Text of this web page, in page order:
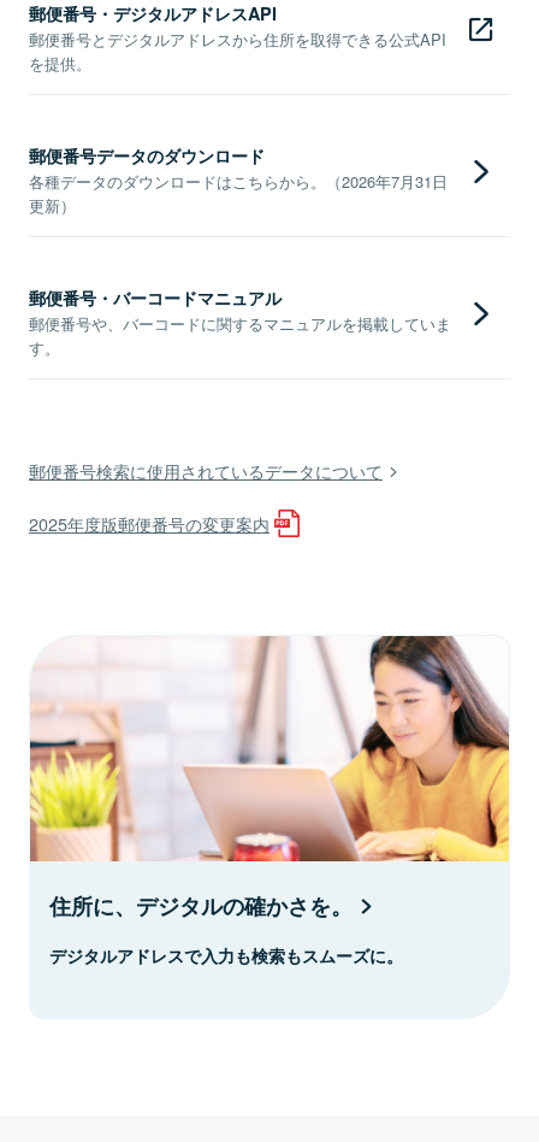
郵便番号・デジタルアドレスAPI
郵便番号とデジタルアドレスから住所を取得できる公式API
を提供。
郵便番号データのダウンロード
各種データのダウンロードはこちらから。（2026年7月31日
更新）
郵便番号・バーコードマニュアル
郵便番号や、バーコードに関するマニュアルを掲載していま
す。
郵便番号検索に使用されているデータについて
2025年度版郵便番号の変更案内
住所に、デジタルの確かさを。
デジタルアドレスで入力も検索もスムーズに。